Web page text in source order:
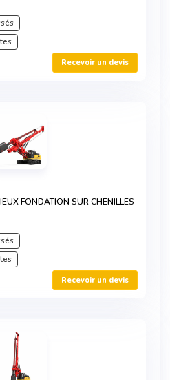
Recevoir un devis
FONDATION SUR CHENILLES
Recevoir un devis